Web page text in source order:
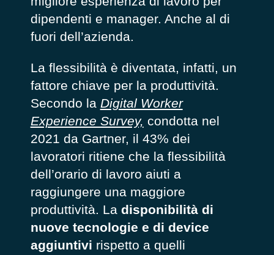
dipendenti e manager. Anche al di
fuori dell’azienda.
La flessibilità è diventata, infatti, un
fattore chiave per la produttività.
Secondo la Digital Worker
Experience Survey, condotta nel
2021 da Gartner, il 43% dei
lavoratori ritiene che la flessibilità
dell’orario di lavoro aiuti a
raggiungere una maggiore
produttività. La disponibilità di
nuove tecnologie e di device
aggiuntivi rispetto a quelli